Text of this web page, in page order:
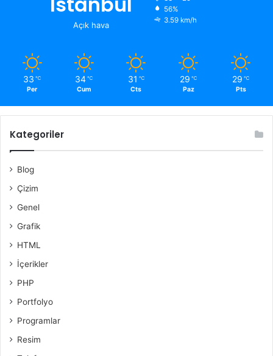
Açık hava
56%
3.59 km/h
33 ℃
Per
34 ℃
Cum
31 ℃
Cts
29 ℃
Paz
29 ℃
Pts
Kategoriler
Blog
Çizim
Genel
Grafik
HTML
İçerikler
PHP
Portfolyo
Programlar
Resim